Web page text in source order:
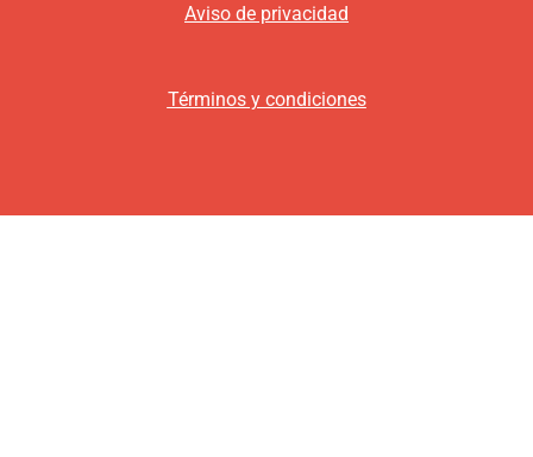
Aviso de privacidad
Términos y condiciones